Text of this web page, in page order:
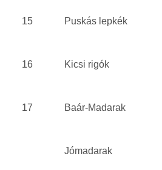
15 Puskás lepkék
16 Kicsi rigók
17 Baár-Madarak
Jómadarak